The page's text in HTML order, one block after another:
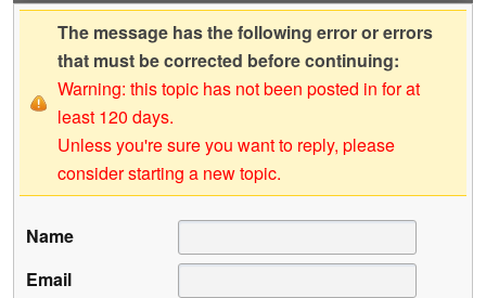
The message has the following error or errors
that must be corrected before continuing:
Warning: this topic has not been posted in for at
least 120 days.
Unless you're sure you want to reply, please
consider starting a new topic.
Name
Email